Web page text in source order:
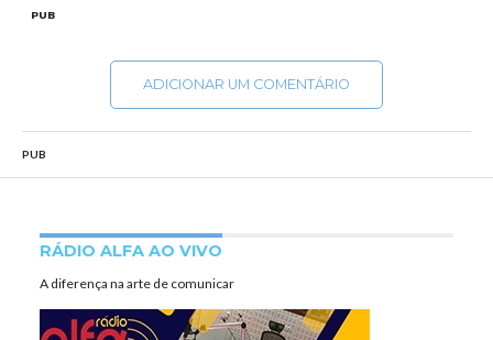
PUB
ADICIONAR UM COMENTÁRIO
PUB
RÁDIO ALFA AO VIVO
A diferença na arte de comunicar